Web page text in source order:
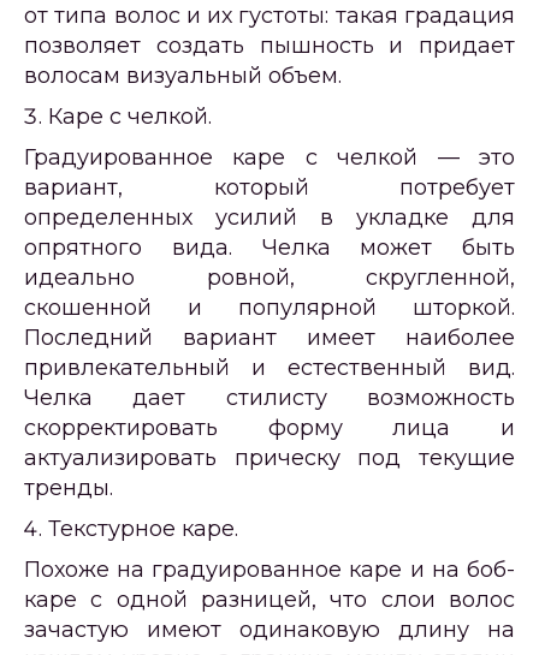
от типа волос и их густоты: такая градация
позволяет создать пышность и придает
волосам визуальный объем.
Каре с челкой.
Градуированное каре с челкой — это
вариант, который потребует
определенных усилий в укладке для
опрятного вида. Челка может быть
идеально ровной, скругленной,
скошенной и популярной шторкой.
Последний вариант имеет наиболее
привлекательный и естественный вид.
Челка дает стилисту возможность
скорректировать форму лица и
актуализировать прическу под текущие
тренды.
Текстурное каре.
Похоже на градуированное каре и на боб-
каре с одной разницей, что слои волос
зачастую имеют одинаковую длину на